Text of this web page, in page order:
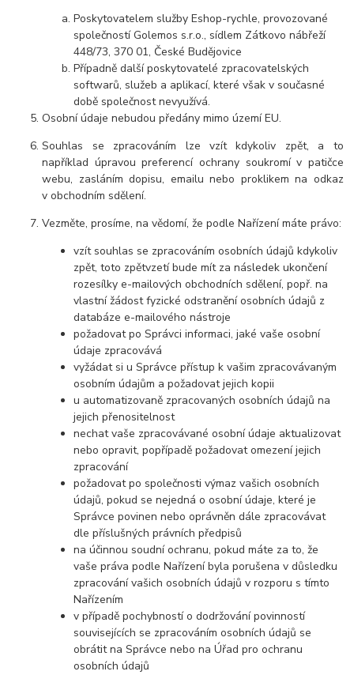
Poskytovatelem služby Eshop-rychle, provozované
společností Golemos s.r.o., sídlem Zátkovo nábřeží
448/73, 370 01, České Budějovice
Případně další poskytovatelé zpracovatelských
softwarů, služeb a aplikací, které však v současné
době společnost nevyužívá.
Osobní údaje nebudou předány mimo území EU.
Souhlas se zpracováním lze vzít kdykoliv zpět, a to
například úpravou preferencí ochrany soukromí v patičce
webu, zasláním dopisu, emailu nebo proklikem na odkaz
v obchodním sdělení.
Vezměte, prosíme, na vědomí, že podle Nařízení máte právo:
vzít souhlas se zpracováním osobních údajů kdykoliv
zpět, toto zpětvzetí bude mít za následek ukončení
rozesílky e-mailových obchodních sdělení, popř. na
vlastní žádost fyzické odstranění osobních údajů z
databáze e-mailového nástroje
požadovat po Správci informaci, jaké vaše osobní
údaje zpracovává
vyžádat si u Správce přístup k vašim zpracovávaným
osobním údajům a požadovat jejich kopii
u automatizovaně zpracovaných osobních údajů na
jejich přenositelnost
nechat vaše zpracovávané osobní údaje aktualizovat
nebo opravit, popřípadě požadovat omezení jejich
zpracování
požadovat po společnosti výmaz vašich osobních
údajů, pokud se nejedná o osobní údaje, které je
Správce povinen nebo oprávněn dále zpracovávat
dle příslušných právních předpisů
na účinnou soudní ochranu, pokud máte za to, že
vaše práva podle Nařízení byla porušena v důsledku
zpracování vašich osobních údajů v rozporu s tímto
Nařízením
v případě pochybností o dodržování povinností
souvisejících se zpracováním osobních údajů se
obrátit na Správce nebo na Úřad pro ochranu
osobních údajů